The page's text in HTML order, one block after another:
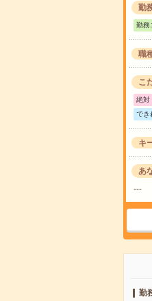
勤
勤務
職
こ
絶対
でき
キ
あ
---
勤